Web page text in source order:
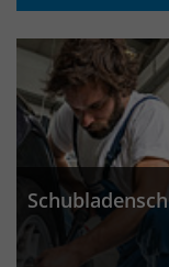
Name
Anbieter
Laufzeit